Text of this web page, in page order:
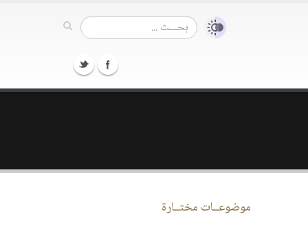
موضوعــات مختــارة